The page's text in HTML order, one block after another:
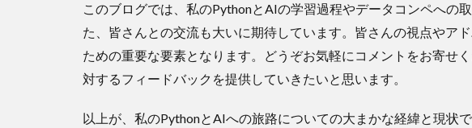
このブログでは、私のPythonとAIの学習過程やデータコンペへの
た、皆さんとの交流も大いに期待しています。皆さんの視点やア
ための重要な要素となります。どうぞお気軽にコメントをお寄せ
対するフィードバックを提供していきたいと思います。
以上が、私のPythonとAIへの旅路についての大まかな経緯と現状